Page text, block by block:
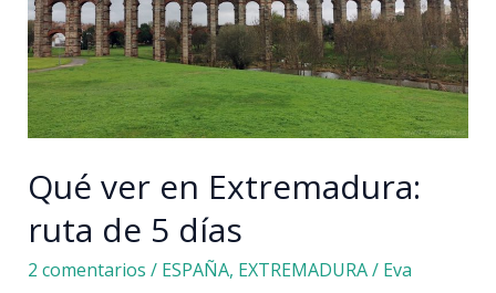
y
más
Qué ver en Extremadura:
ruta de 5 días
2 comentarios / ESPAÑA, EXTREMADURA/ Eva